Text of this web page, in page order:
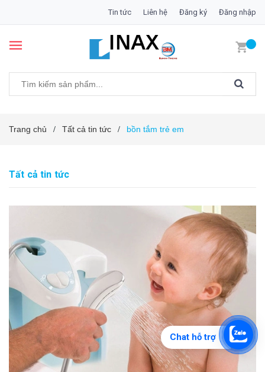
Tin tức Liên hệ Đăng ký Đăng nhập
Trang chủ / Tất cả tin tức / bồn tắm trẻ em
Tất cả tin tức
Chat hỗ trợ